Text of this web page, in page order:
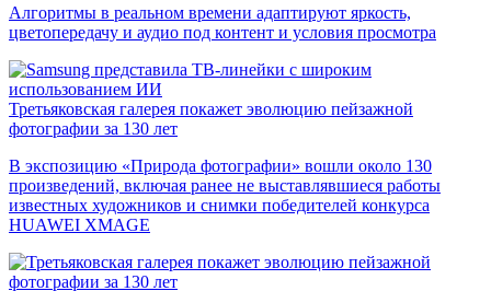
Алгоритмы в реальном времени адаптируют яркость,
цветопередачу и аудио под контент и условия просмотра
Третьяковская галерея покажет эволюцию пейзажной
фотографии за 130 лет
В экспозицию «Природа фотографии» вошли около 130
произведений, включая ранее не выставлявшиеся работы
известных художников и снимки победителей конкурса
HUAWEI XMAGE